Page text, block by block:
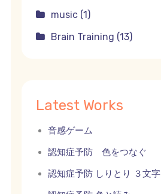
music (1)
Brain Training (13)
Latest Works
音感ゲーム
認知症予防 色をつなぐ
認知症予防 しりとり ３文字